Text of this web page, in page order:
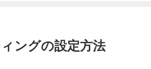
ングの設定方法